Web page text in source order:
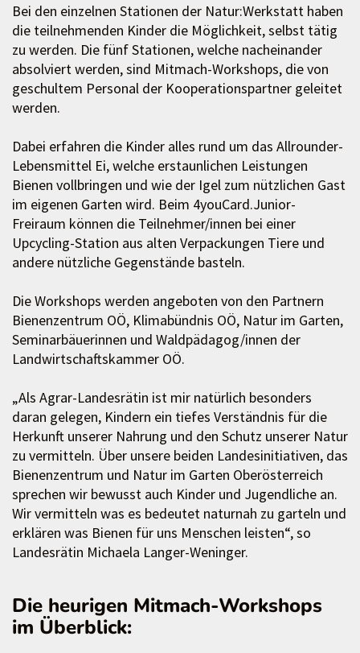
Bei den einzelnen Stationen der Natur:Werkstatt haben
die teilnehmenden Kinder die Möglichkeit, selbst tätig
zu werden. Die fünf Stationen, welche nacheinander
absolviert werden, sind Mitmach-Workshops, die von
geschultem Personal der Kooperationspartner geleitet
werden.
Dabei erfahren die Kinder alles rund um das Allrounder-
Lebensmittel Ei, welche erstaunlichen Leistungen
Bienen vollbringen und wie der Igel zum nützlichen Gast
im eigenen Garten wird. Beim 4youCard.Junior-
Freiraum können die Teilnehmer/innen bei einer
Upcycling-Station aus alten Verpackungen Tiere und
andere nützliche Gegenstände basteln.
Die Workshops werden angeboten von den Partnern
Bienenzentrum OÖ, Klimabündnis OÖ, Natur im Garten,
Seminarbäuerinnen und Waldpädagog/innen der
Landwirtschaftskammer OÖ.
„Als Agrar-Landesrätin ist mir natürlich besonders
daran gelegen, Kindern ein tiefes Verständnis für die
Herkunft unserer Nahrung und den Schutz unserer Natur
zu vermitteln. Über unsere beiden Landesinitiativen, das
Bienenzentrum und Natur im Garten Oberösterreich
sprechen wir bewusst auch Kinder und Jugendliche an.
Wir vermitteln was es bedeutet naturnah zu garteln und
erklären was Bienen für uns Menschen leisten“, so
Landesrätin Michaela Langer-Weninger.
Die heurigen Mitmach-Workshops
im Überblick: